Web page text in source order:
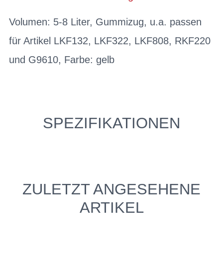
Volumen: 5-8 Liter, Gummizug, u.a. passen
für Artikel LKF132, LKF322, LKF808, RKF220
und G9610, Farbe: gelb
SPEZIFIKATIONEN
ZULETZT ANGESEHENE
ARTIKEL